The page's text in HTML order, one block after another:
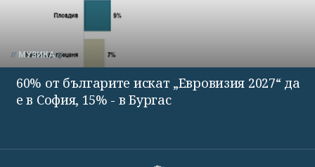
МУЗИКА
60% от българите искат „Евровизия 2027“ да
е в София, 15% - в Бургас